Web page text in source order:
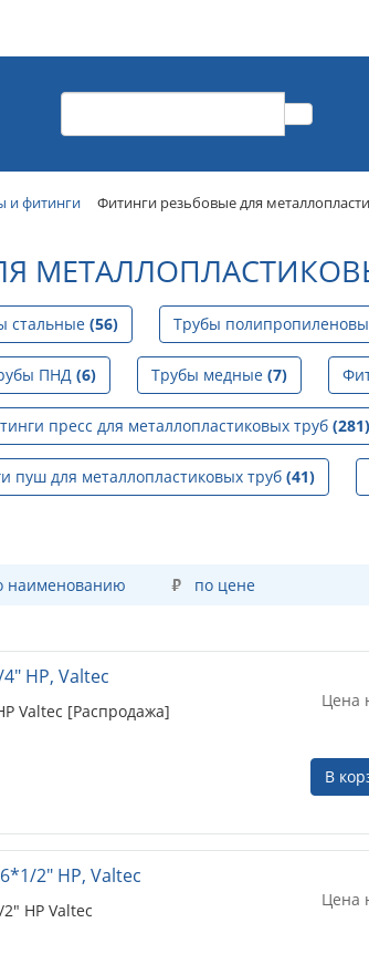
и фитинги Фитинги резьбовые для
стальные (56) Трубы
ПНД (6) Трубы медные (7)
пресс для металлопластиковых труб (281)
пуш для металлопластиковых труб (41)
наименованию по цене
НР, Valtec
Valtec [Распродажа]
Цена
В
2" НР, Valtec
НР Valtec
Цена